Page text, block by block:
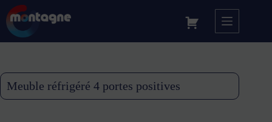
Meuble réfrigéré 4 portes positives